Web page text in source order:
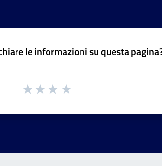
le informazioni su questa